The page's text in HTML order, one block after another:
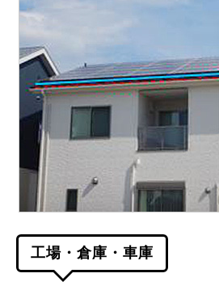
工場・倉庫・車庫